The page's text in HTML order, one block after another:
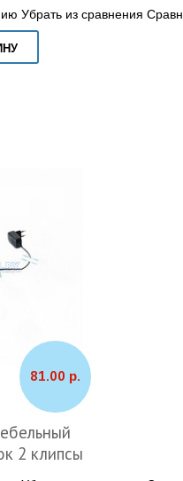
Убрать из сравнения
81.00 р.
2 клипсы